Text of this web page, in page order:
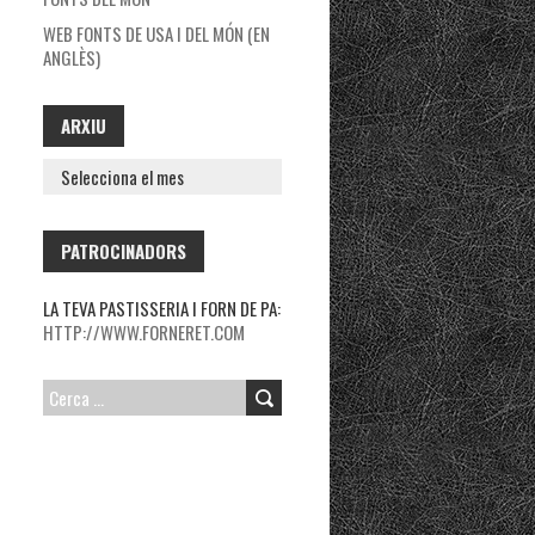
WEB FONTS DE USA I DEL MÓN (EN
ANGLÈS)
ARXIU
ARXIU
PATROCINADORS
LA TEVA PASTISSERIA I FORN DE PA:
HTTP://WWW.FORNERET.COM
CERCA: